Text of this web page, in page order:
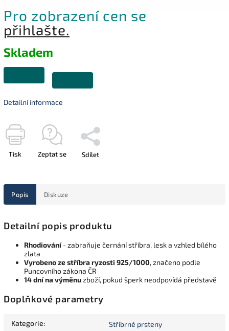
Pro zobrazení cen se
přihlašte.
Skladem
Detailní informace
Tisk Zeptat se Sdílet
Popis Diskuze
Detailní popis produktu
Rhodiování- zabraňuje černání stříbra, lesk a vzhled bílého
zlata
Vyrobeno ze stříbra ryzosti 925/1000, značeno podle
Puncovního zákona ČR
14 dní na výměnuzboží, pokud šperk neodpovídá představě
Doplňkové parametry
Kategorie: Stříbrné prsteny